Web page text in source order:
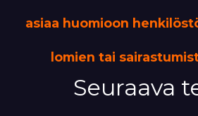
asiaa huomioon
lomien tai
Seuraava